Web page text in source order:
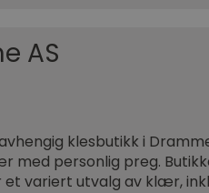
AS
klesbutikk i
med personlig preg.
et variert utvalg av klær,